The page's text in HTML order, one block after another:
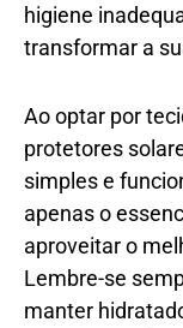
higiene
transformar a
Ao optar por
protetores
simples e
apenas o
aproveitar o
Lembre-se
manter